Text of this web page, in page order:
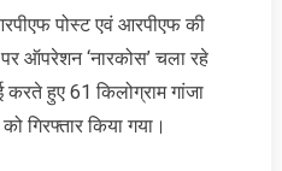
पोस्ट एवं आरपीएफ की
ऑपरेशन ‘नारकोस’ चला रहे
हुए 61 किलोग्राम गांजा
गिरफ्तार किया गया।